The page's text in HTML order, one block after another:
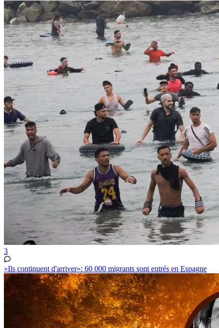
3
«Ils continuent d'arriver»: 60 000 migrants sont entrés en Espagne